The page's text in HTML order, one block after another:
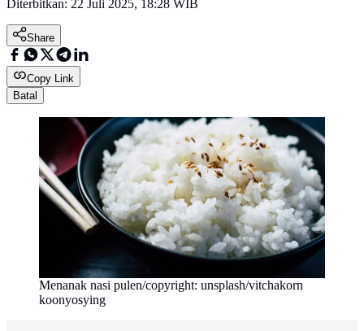
Diterbitkan: 22 Juli 2025, 18:28 WIB
Share
Copy Link
Batal
Menanak nasi pulen/copyright: unsplash/vitchakorn
koonyosying